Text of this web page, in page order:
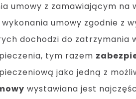
umowy z zamawiającym
umowy zgodnie z
dochodzi do zatrzymania
tym razem
jako jedną z
wystawiana jest